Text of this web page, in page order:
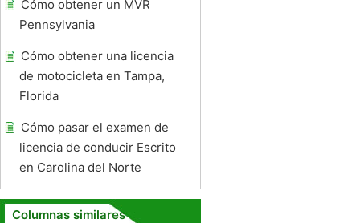
Cómo obtener un MVR
Pennsylvania
Cómo obtener una licencia
de motocicleta en Tampa,
Florida
Cómo pasar el examen de
licencia de conducir Escrito
en Carolina del Norte
Columnas similares